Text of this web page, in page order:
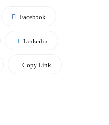
Facebook
Linkedin
Copy Link